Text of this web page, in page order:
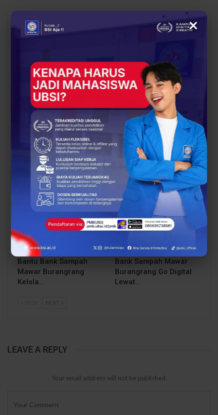
All
You Might Also Like
BERITA
UBSI Buka Call for
Papers ICAISD 2026,
Dorong Riset Teknologi
dan Keamanan Siber…
BERITA
Siap Kuliah Berkualitas?
UBSI Cengkareng Gelar
Open Booth Spesial
dengan Beasiswa…
BERITA
Dari Catatan Manual
Menuju Digital, UBSI
Bantu Bank Sampah
Mawar Burangrang
Kelola…
BERITA
Rupiah, UBSI Bantu
Bank Sampah Mawar
Burangrang Go Digital
Lewat…
NEXT
LEAVE A REPLY
Your email address will not be published.
×